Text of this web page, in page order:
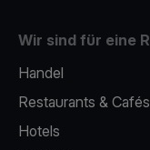
Wir sind für eine
Handel
Restaurants & Cafés
Hotels